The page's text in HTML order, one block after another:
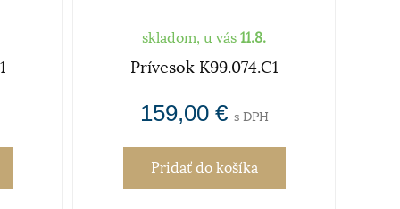
skladom, u vás 11.8.
Prívesok K99.074.C1
159,00 € s DPH
Pridaťdo košíka